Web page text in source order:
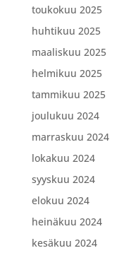
toukokuu 2025
huhtikuu 2025
maaliskuu 2025
helmikuu 2025
tammikuu 2025
joulukuu 2024
marraskuu 2024
lokakuu 2024
syyskuu 2024
elokuu 2024
heinäkuu 2024
kesäkuu 2024